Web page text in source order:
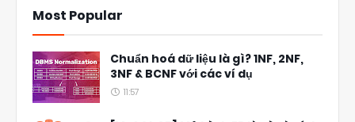
Most Popular
Chuẩn hoá dữ liệu là gì? 1NF, 2NF,
3NF & BCNF với các ví dụ
11:57